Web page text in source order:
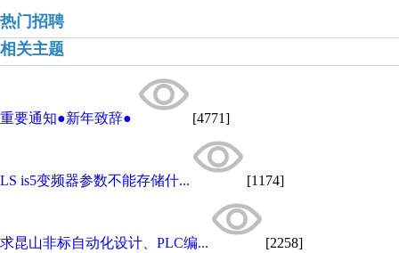
热门招聘
相关主题
重要通知●新年致辞● [4771]
LS is5变频器参数不能存储什... [1174]
求昆山非标自动化设计、PLC编... [2258]